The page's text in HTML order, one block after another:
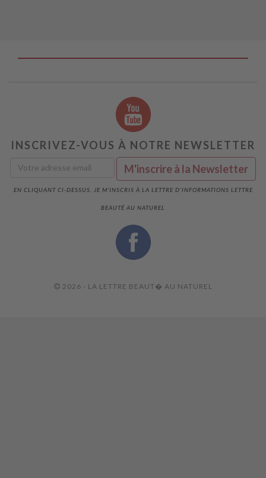
INSCRIVEZ-VOUS À NOTRE NEWSLETTER
EN CLIQUANT CI-DESSUS, JE M'INSCRIS À LA LETTRE D'INFORMATIONS LETTRE
BEAUTÉ AU NATUREL
2026 - LA LETTRE BEAUT� AU NATUREL